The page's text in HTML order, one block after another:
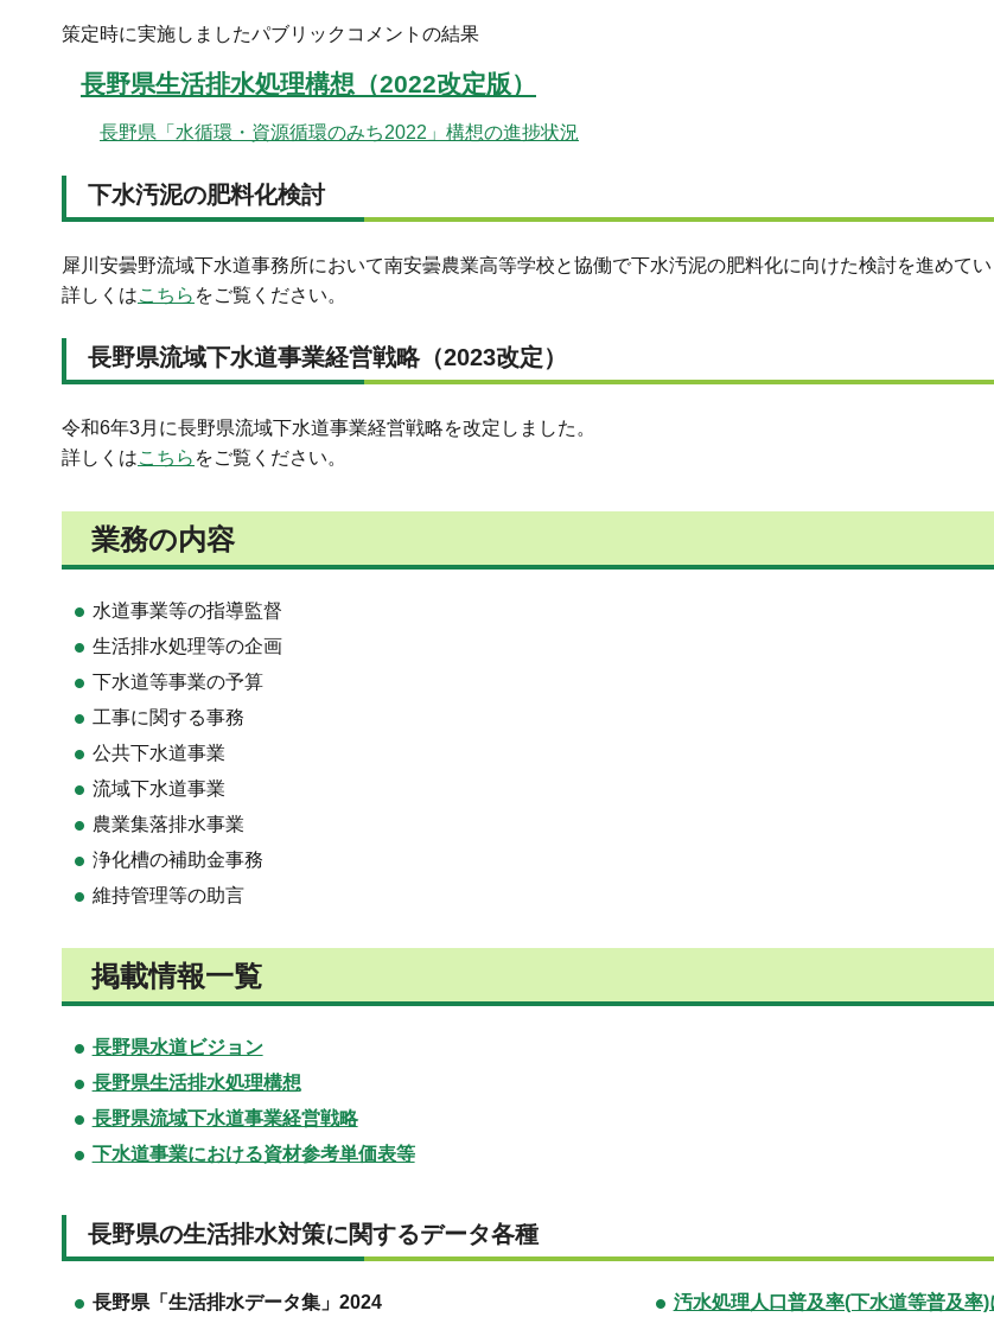
策定時に実施しましたパブリックコメントの結果
長野県生活排水処理構想（2022改定版）
長野県「水循環・資源循環のみち2022」構想の進捗状況
下水汚泥の肥料化検討
犀川安曇野流域下水道事務所において南安曇農業高等学校と協働で下水汚泥の肥料化に向けた検討を進めてい
詳しくはこちら をご覧ください。
長野県流域下水道事業経営戦略（2023改定）
令和6年3月に長野県流域下水道事業経営戦略を改定しました。
詳しくはこちら をご覧ください。
業務の内容
水道事業等の指導監督
生活排水処理等の企画
下水道等事業の予算
工事に関する事務
公共下水道事業
流域下水道事業
農業集落排水事業
浄化槽の補助金事務
維持管理等の助言
掲載情報一覧
長野県水道ビジョン
長野県生活排水処理構想
長野県流域下水道事業経営戦略
下水道事業における資材参考単価表等
長野県の生活排水対策に関するデータ各種
長野県「生活排水データ集」2024
汚水処理人口普及率(下水道等普及率